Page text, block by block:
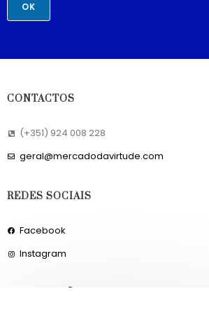
OK
CONTACTOS
(+351) 924 008 228
geral@mercadodavirtude.com
REDES SOCIAIS
Facebook
Instagram